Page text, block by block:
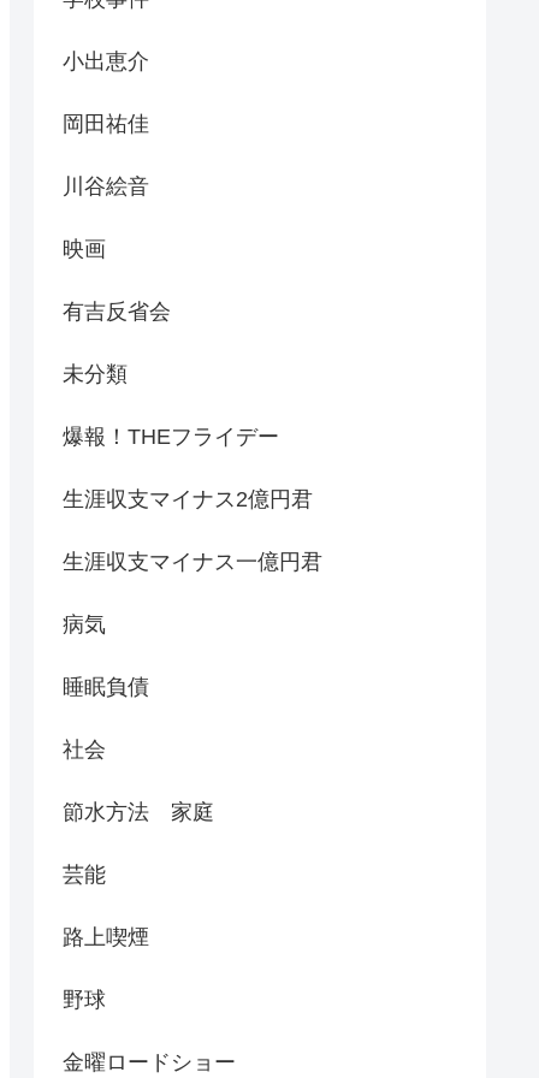
小出恵介
岡田祐佳
川谷絵音
映画
有吉反省会
未分類
爆報！THEフライデー
生涯収支マイナス2億円君
生涯収支マイナス一億円君
病気
睡眠負債
社会
節水方法 家庭
芸能
路上喫煙
野球
金曜ロードショー